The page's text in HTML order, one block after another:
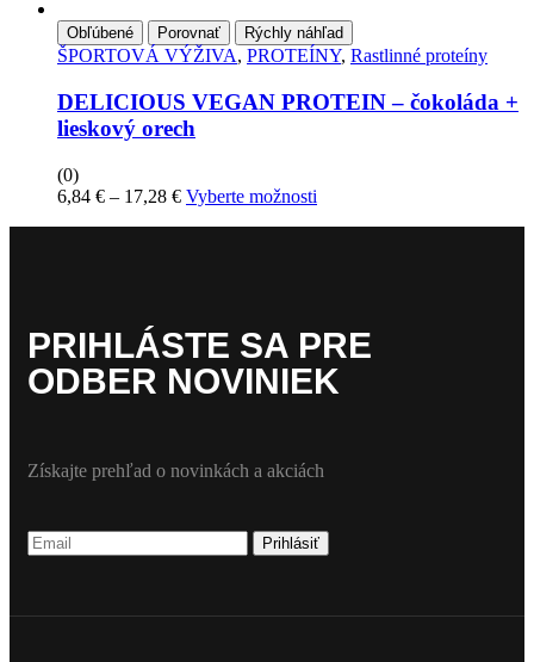
Obľúbené Porovnať Rýchly náhľad
ŠPORTOVÁ VÝŽIVA, PROTEÍNY, Rastlinné proteíny
DELICIOUS VEGAN PROTEIN – čokoláda +
lieskový orech
(0)
6,84 € – 17,28 €Price
Vyberte možnosti
môžete
vybrať
na
PRIHLÁSTE SA PRE
ODBER NOVINIEK
Získajte prehľad o novinkách a akciách